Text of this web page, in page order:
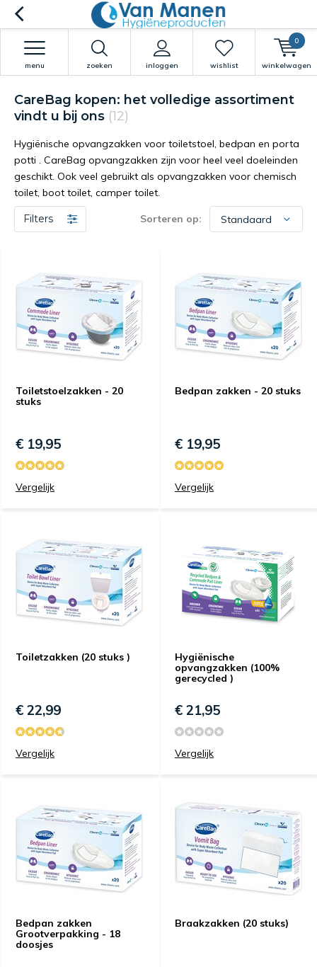
zoeken inloggen
menu wishlist winkelwagen
0
CareBag kopen: het volledige assortiment
vindt u bij ons (12)
Hygiënische opvangzakken voor toiletstoel, bedpan en porta
potti . CareBag opvangzakken zijn voor heel veel doeleinden
geschikt. Ook veel gebruikt als opvangzakken voor chemisch
toilet, boot toilet, camper toilet.
Filters Sorteren op:
Toiletstoelzakken - 20
stuks
€ 19,95
Vergelijk
Bedpan zakken - 20 stuks
€ 19,95
Vergelijk
Toiletzakken (20 stuks )
€ 22,99
Vergelijk
Hygiënische
opvangzakken (100%
gerecycled )
€ 21,95
Vergelijk
Bedpan zakken
Grootverpakking - 18
doosjes
Braakzakken (20 stuks)